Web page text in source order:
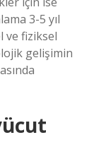
3-5 yıl
ve fiziksel
gelişimin